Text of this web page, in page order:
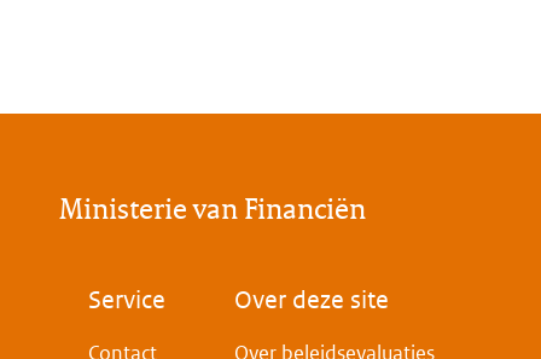
Ministerie van Financiën
Voet
Service
Contact
Over deze site
Over beleidsevaluaties